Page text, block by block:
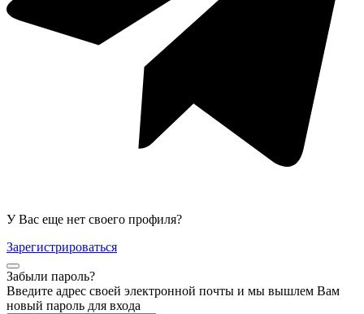
У Вас еще нет своего профиля?
Зарегистрироваться
Забыли пароль?
Введите адрес своей электронной почты и мы вышлем Вам
новый пароль для входа